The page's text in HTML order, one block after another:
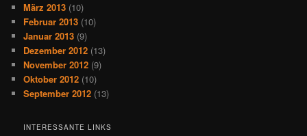
März 2013 (10)
Februar 2013 (10)
Januar 2013 (9)
Dezember 2012 (13)
November 2012 (9)
Oktober 2012 (10)
September 2012 (13)
INTERESSANTE LINKS